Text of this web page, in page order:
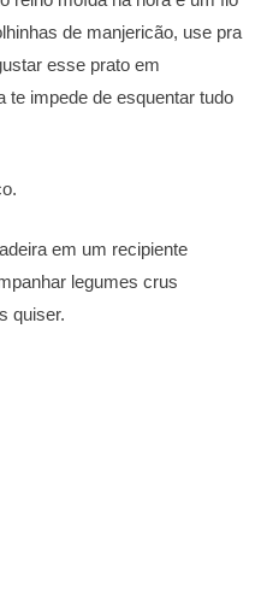
de manjericão, use pra
esse prato em
te impede de esquentar tudo
em um recipiente
legumes crus
quiser.